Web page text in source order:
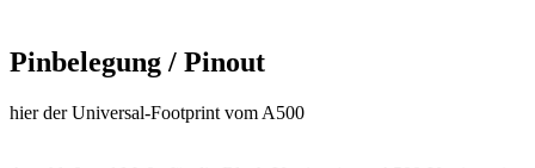
Pinbelegung / Pinout
hier der Universal-Footprint vom A500